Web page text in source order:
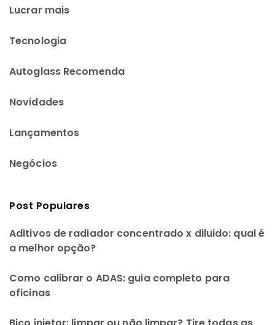
Lucrar mais
Tecnologia
Autoglass Recomenda
Novidades
Lançamentos
Negócios
Post Populares
Aditivos de radiador concentrado x diluido: qual é
a melhor opção?
Como calibrar o ADAS: guia completo para
oficinas